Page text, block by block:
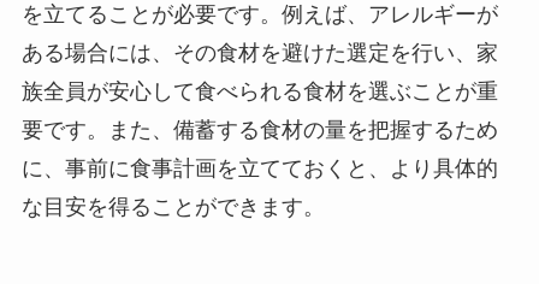
を立てることが必要です。例えば、アレルギーが
ある場合には、その食材を避けた選定を行い、家
族全員が安心して食べられる食材を選ぶことが重
要です。また、備蓄する食材の量を把握するため
に、事前に食事計画を立てておくと、より具体的
な目安を得ることができます。